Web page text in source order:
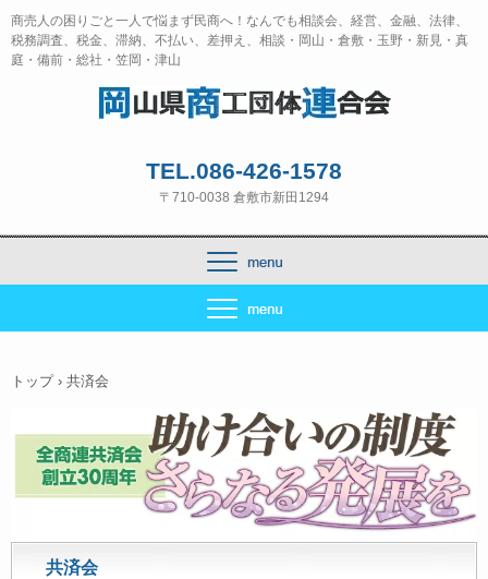
商売人の困りごと一人で悩まず民商へ！なんでも相談会、経営、金融、法律、
税務調査、税金、滞納、不払い、差押え、相談・岡山・倉敷・玉野・新見・真
庭・備前・総社・笠岡・津山
TEL.086-426-1578
〒710-0038 倉敷市新田1294
トップ › 共済会
共済会